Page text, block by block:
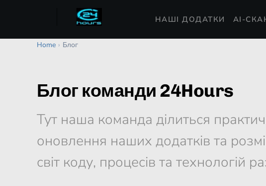
НАШІ ДОДАТКИ AI-
Home › Блог
Блог команди 24Hours
Тут наша команда ділиться
оновлення наших додатків та
світ коду, процесів та технологій